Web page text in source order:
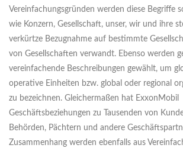
Vereinfachungsgründen werden diese Begriffe
wie Konzern, Gesellschaft, unser, wir und ihre
verkürtze Bezugnahme auf bestimmte
von Gesellschaften verwandt. Ebenso werden
vereinfachende Beschreibungen gewählt, um
operative Einheiten bzw. global oder regional
zu bezeichnen. Gleichermaßen hat ExxonMobil
Geschäftsbeziehungen zu Tausenden von
Behörden, Pächtern und andere
Zusammenhang werden ebenfalls aus